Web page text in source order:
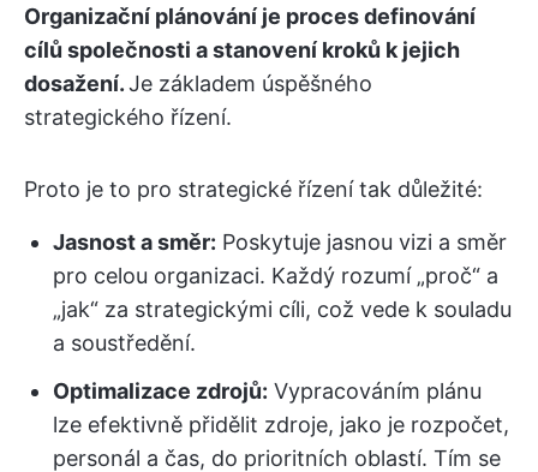
Organizační plánování je proces definování
cílů společnosti a stanovení kroků k jejich
dosažení.Je základem úspěšného
strategického řízení.
Proto je to pro strategické řízení tak důležité:
Jasnost a směr: Poskytuje jasnou vizi a směr
pro celou organizaci. Každý rozumí „proč“ a
„jak“ za strategickými cíli, což vede k souladu
a soustředění.
Optimalizace zdrojů: Vypracováním plánu
lze efektivně přidělit zdroje, jako je rozpočet,
personál a čas, do prioritních oblastí. Tím se